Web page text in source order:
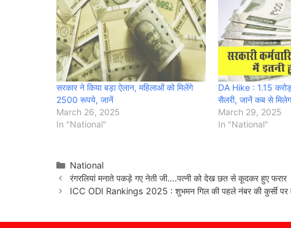
सरकार ने किया बड़ा ऐलान, महिलाओं को मिलेंगे
2500 रूपये, जानें
March 26, 2025
In "National"
DA Hike : 1.15 करोड़
सैलरी, जानें कब से
March 29, 2025
In "National"
Categories
National
रंगरलियां मनाते पकड़े गए नेती जी….पत्नी को देख छत से कूदकर हुए फरार
ICC ODI Rankings 2025 : शुभमन गिल की पहले नंबर की कुर्सी पर